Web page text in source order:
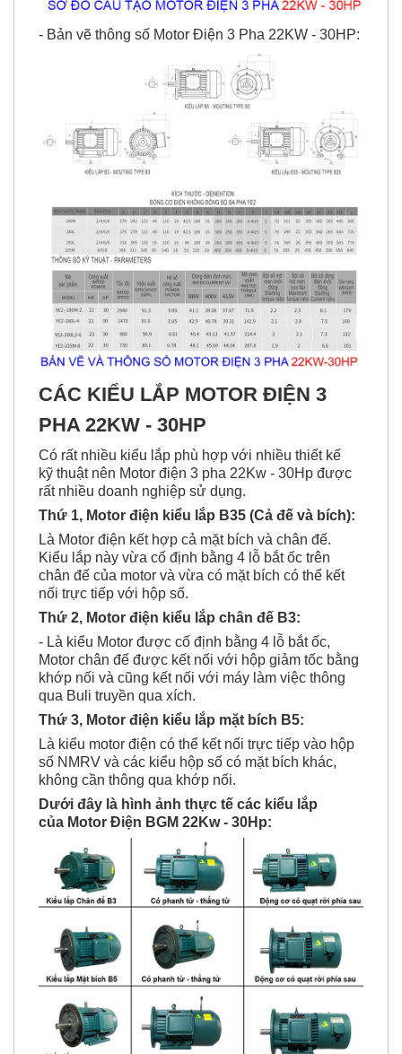
- Bản vẽ thông số Motor Điện 3 Pha 22KW - 30HP:
CÁC KIỂU LẮP MOTOR ĐIỆN 3
PHA 22KW - 30HP
Có rất nhiều kiểu lắp phù hợp với nhiều thiết kế
kỹ thuật nên Motor điện 3 pha 22Kw - 30Hp được
rất nhiều doanh nghiệp sử dụng.
Thứ 1, Motor điện kiểu lắp B35 (Cả đế và bích):
Là Motor điện kết hợp cả mặt bích và chân đế.
Kiểu lắp này vừa cố định bằng 4 lỗ bắt ốc trên
chân đế của motor và vừa có mặt bích có thể kết
nối trực tiếp với hộp số.
Thứ 2, Motor điện kiểu lắp chân đế B3:
- Là kiểu Motor được cố định bằng 4 lỗ bắt ốc,
Motor chân đế được kết nối với hộp giảm tốc bằng
khớp nối và cũng kết nối với máy làm việc thông
qua Buli truyền qua xích.
Thứ 3, Motor điện kiểu lắp mặt bích B5:
Là kiểu motor điện có thể kết nối trực tiếp vào hộp
số NMRV và các kiểu hộp số có mặt bích khác,
không cần thông qua khớp nối.
Dưới đây là hình ảnh thực tế các kiểu lắp
của Motor Điện BGM 22Kw - 30Hp: